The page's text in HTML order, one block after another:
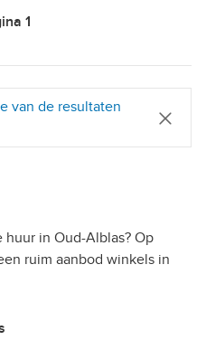
1
van de resultaten
in Oud-Alblas? Op
ruim aanbod winkels in